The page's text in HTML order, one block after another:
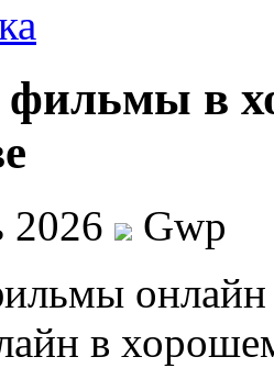
фильмы в
2026
Gwp
в